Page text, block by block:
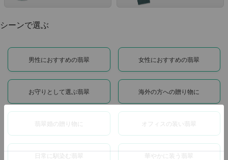
シーンで選ぶ
男性におすすめの翡翠 女性におすすめの翡翠
お守りとして選ぶ翡翠 海外の方への贈り物に
翡翠婚の贈り物に オフィスの装い翡翠
日常に馴染む翡翠 華やかに装う翡翠